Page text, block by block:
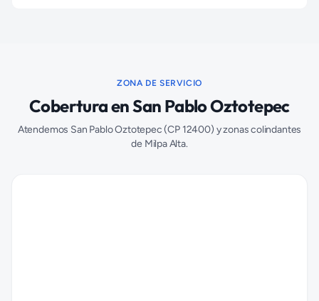
ZONA DE SERVICIO
Cobertura enSan Pablo Oztotepec
Atendemos San Pablo Oztotepec(CP 12400) y zonas colindantes
de Milpa Alta.